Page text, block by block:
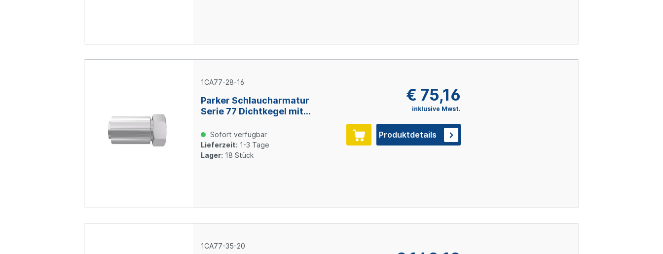
1CA77-28-16
Parker Schlaucharmatur
Serie 77 Dichtkegel mit
M36x2, Size 16 (DN25), Stahl
verzinkt Cr(VI)-frei
Sofort verfügbar
Lieferzeit: 1-3 Tage
Lager: 18 Stück
€ 75,16
inklusive Mwst.
Produktdetails
1CA77-35-20